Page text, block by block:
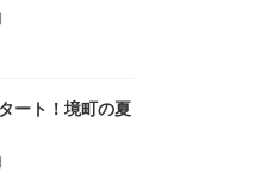
ート！境町の夏